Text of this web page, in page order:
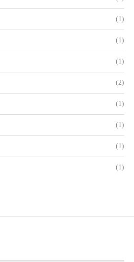
(1)
(1)
(1)
(2)
(1)
(1)
(1)
(1)